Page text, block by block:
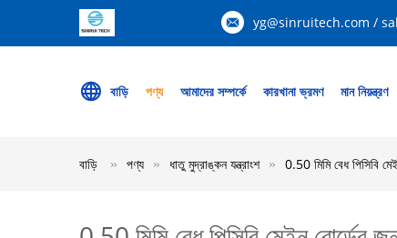
yg@sinruitech.com /
বাড়ি পণ্য আমাদের সম্পর্কে কারখানা ভ্রমণ মান নিয়ন্ত্রণ
বাড়ি পণ্য ধাতু মুদ্রাঙ্কন যন্ত্রাংশ 0.50 মিমি বেধ পিসিবি